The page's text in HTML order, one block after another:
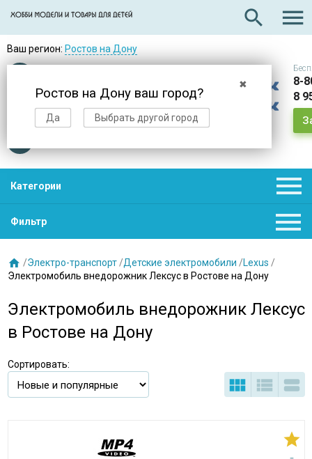
search 
Ваш регион: Ростов на Дону
✖
Ростов на Дону ваш город?
Да Выбрать другой город
Доставкав день заказа
8-
8
Категории 
Фильтр 
 /Электро-транспорт /Детские электромобили /Lexus /
Электромобиль внедорожник Лексус в Ростове на Дону
Электромобиль внедорожник Лексус
в Ростове на Дону
Сортировать:
  
